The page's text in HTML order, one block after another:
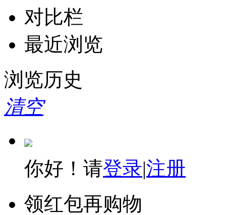
对比栏
最近浏览
浏览历史
清空
你好！请登录|注册
领红包再购物